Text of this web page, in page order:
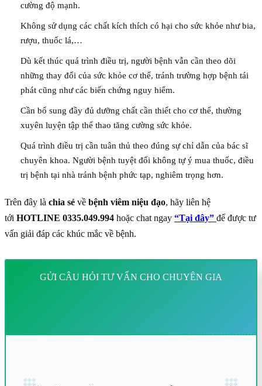
cường độ mạnh.
Không sử dụng các chất kích thích có hại cho sức khỏe như bia,
rượu, thuốc lá,…
Dù kết thúc quá trình điều trị, người bệnh vẫn cần theo dõi
những thay đổi của sức khỏe cơ thể, tránh trường hợp bệnh tái
phát cũng như các biến chứng nguy hiểm.
Cần bổ sung đầy đủ dưỡng chất cần thiết cho cơ thể, thường
xuyên luyện tập thể thao tăng cường sức khỏe.
Quá trình điều trị cần tuân thủ theo đúng sự chỉ dẫn của bác sĩ
chuyên khoa. Người bệnh tuyệt đối không tự ý mua thuốc, điều
trị bệnh tại nhà tránh bệnh phức tạp, nghiêm trọng hơn.
Trên đây là chia sẻ về bệnh viêm niệu đạo, hãy liên hệ
tới HOTLINE 0335.049.994 hoặc chat ngay “Tại đây” để được tư
vấn giải đáp các khúc mắc về bệnh.
GỬI CÂU HỎI TƯ VẤN CHO CHUYÊN GIA